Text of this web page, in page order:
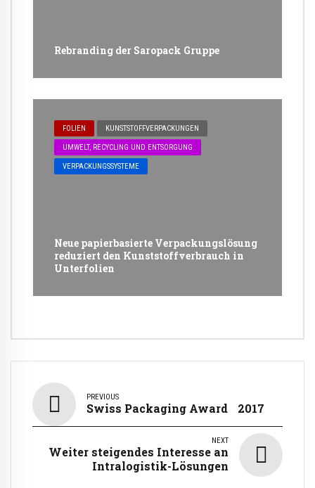
Rebranding der Saropack Gruppe
FOLIEN KUNSTSTOFFVERPACKUNGEN
UMWELT, RECYCLING UND ENTSORGUNG
VERPACKUNGSSYSTEME
Neue papierbasierte Verpackungslösung
reduziert den Kunststoffverbrauch in
Unterfolien
PREVIOUS
Swiss Packaging Award 2017
NEXT
Weiter steigendes Interesse an
Intralogistik-Lösungen